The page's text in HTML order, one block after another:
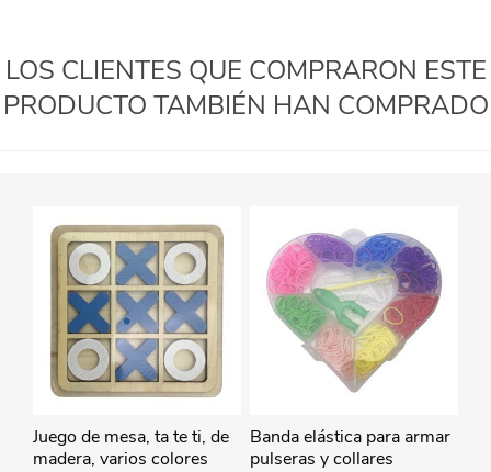
LOS CLIENTES QUE COMPRARON ESTE
PRODUCTO TAMBIÉN HAN COMPRADO
Juego de mesa, ta te ti, de
madera, varios colores
Banda elástica para armar
pulseras y collares